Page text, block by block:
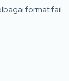
format fail